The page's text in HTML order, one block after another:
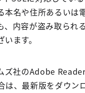
名や住所あるい
内容が盗み取ら
ます。
ズ社のAdobe
、最新版をダウン